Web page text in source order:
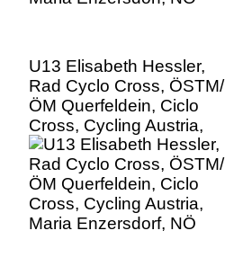
U13 Elisabeth Hessler,
Rad Cyclo Cross, ÖSTM/
ÖM Querfeldein, Ciclo
Cross, Cycling Austria,
Maria Enzersdorf, NÖ